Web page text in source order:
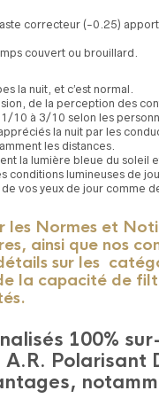
correcteur (-0.25)
couvert ou brouillard.
la nuit, et c’est normal.
de la perception des
10 à 3/10 selon les
la nuit par les
les distances.
la lumière bleue du soleil
conditions lumineuses de
vos yeux de jour comme
les Normes et
ainsi que nos
sur les
la capacité de
100%
A.R. Polarisant